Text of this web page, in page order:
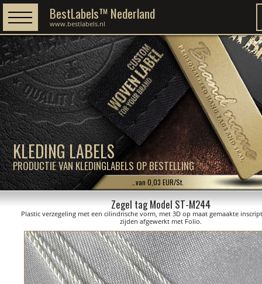
KLEDING LABELS
PRODUCTIE VAN KLEDINGLABELS OP BESTELLING
BestLabels™ Nederland
www.bestlabels.nl
…van 0,03 EUR/St.
Zegel tag Model ST-M244
Plastic verzegeling met een cilindrische vorm, met 3D op maat gemaakte
zijden afgewerkt met Folio.